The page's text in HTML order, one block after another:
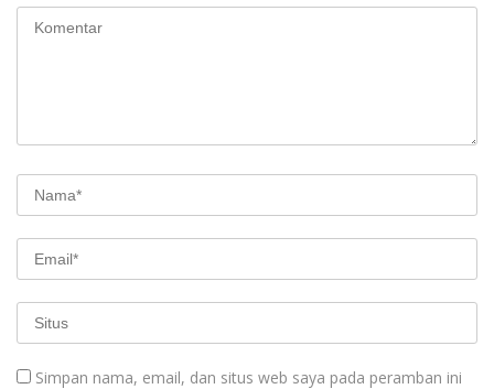
Simpan nama, email, dan situs web saya pada peramban ini